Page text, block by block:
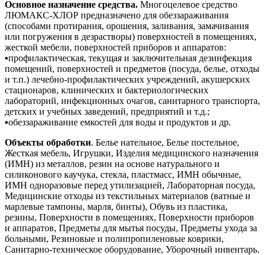
Основное назначение средства. Многоцелевое средство
ЛЮМАКС-ХЛОР предназначено для обеззараживания
(способами протирания, орошения, заливания, замачивания
или погружения в дезрастворы) поверхностей в помещениях,
жесткой мебели, поверхностей приборов и аппаратов:
▪профилактическая, текущая и заключительная дезинфекция
помещений, поверхностей и предметов (посуда, белье, отходы
и т.п.) лечебно-профилактических учреждений, акушерских
стационаров, клинических и бактериологических
лабораторий, инфекционных очагов, санитарного транспорта,
детских и учебных заведений, предприятий и т.д.;
▪обеззараживание емкостей для воды и продуктов и др.
Объекты обработки. Белье нательное, Белье постельное,
Жесткая мебель, Игрушки, Изделия медицинского назначения
(ИМН) из металлов, резин на основе натурального и
силиконового каучука, стекла, пластмасс, ИМН обычные,
ИМН одноразовые перед утилизацией, Лабораторная посуда,
Медицинские отходы из текстильных материалов (ватные и
марлевые тампоны, марля, бинты), Обувь из пластика,
резины, Поверхности в помещениях, Поверхности приборов
и аппаратов, Предметы для мытья посуды, Предметы ухода за
больными, Резиновые и полипропиленовые коврики,
Санитарно-техническое оборудование, Уборочный инвентарь.